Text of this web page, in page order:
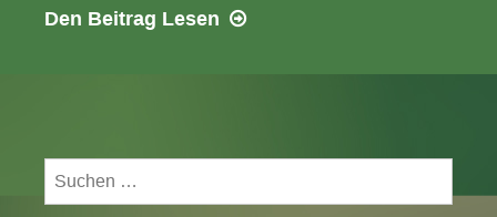
Den Beitrag Lesen
Suchen